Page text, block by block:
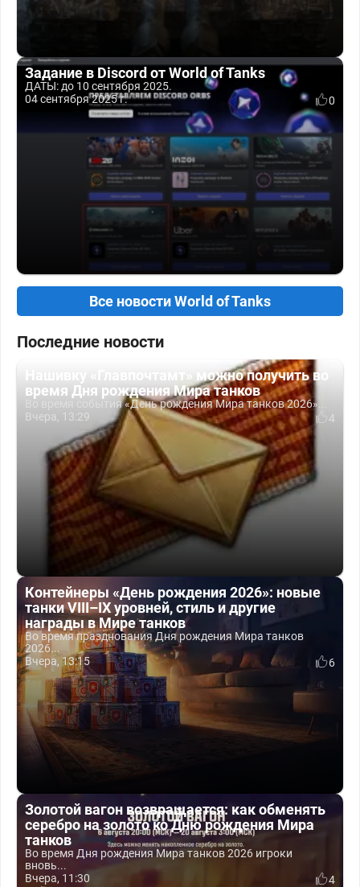
Задание в Discord от World of Tanks
ДАТЫ: до 10 сентября 2025.
04 сентября 2025 г.
0
Все новости World of Tanks
Последние новости
Нашивку «Главпочтамт» можно получить во
время Дня рождения Мира танков
Во время события «День рождения Мира танков 2026»...
Вчера, 13:29
4
Контейнеры «День рождения 2026»: новые
танки VIII–IX уровней, стиль и другие
награды в Мире танков
Во время празднования Дня рождения Мира танков
2026...
Вчера, 13:15
6
Золотой вагон возвращается: как обменять
серебро на золото ко Дню рождения Мира
танков
Во время Дня рождения Мира танков 2026 игроки
вновь...
Вчера, 11:30
4